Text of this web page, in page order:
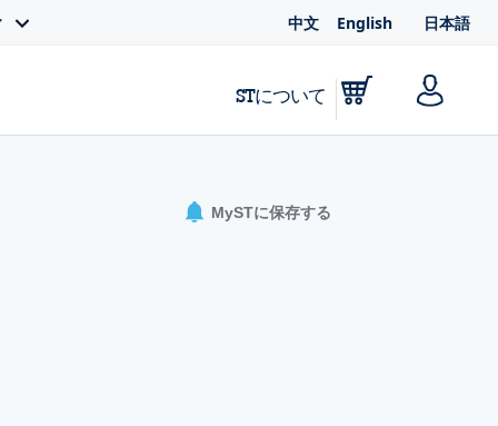
中文 English 日本語
STについて
MySTに保存する